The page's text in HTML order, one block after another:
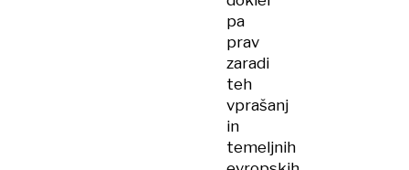
pa
prav
zaradi
teh
vprašanj
in
temeljnih